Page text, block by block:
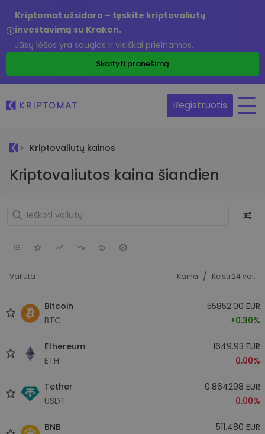
Kriptomat užsidaro – tęskite kriptovaliutų
investavimą su Kraken.
Jūsų lėšos yra saugios ir visiškai prieinamos.
Skaityti pranešimą
Registruotis
Kriptovaliutų kainos
Kriptovaliutos kaina šiandien
Valiuta Kaina / Keisti 24 val.
Bitcoin
BTC
55852.00 EUR
+0.30%
Ethereum
ETH
1649.93 EUR
0.00%
Tether
USDT
0.864298 EUR
0.00%
BNB
511.480 EUR